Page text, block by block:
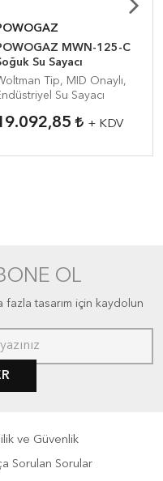
MWN-125-C
Su Sayacı
Tip, MID Onaylı,
Su Sayacı
+ KDV
OL
tasarım için kaydolun
ve Güvenlik
Sorulan Sorular